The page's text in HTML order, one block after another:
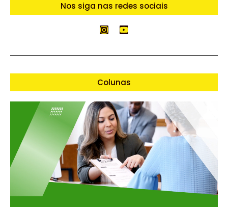
Nos siga nas redes sociais
Colunas